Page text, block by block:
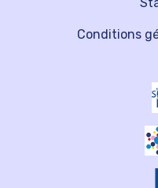
Conditions